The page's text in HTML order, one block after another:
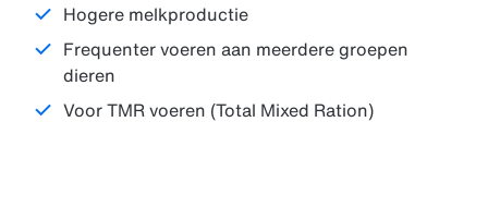
Hogere melkproductie
Frequenter voeren aan meerdere groepen
dieren
Voor TMR voeren (Total Mixed Ration)